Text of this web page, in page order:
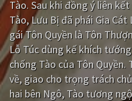
Giật gân
Bí ẩn
Viễn Tây
GameShow
Tào. Sau khi đồng ý liên
Tào, Lưu Bị đã phái Gia
gái Tôn Quyền là Tôn
Lỗ Túc dùng kế khích
chống Tào của Tôn Quyền.
về, giao cho trọng trách
hai bên Ngô, Tào tương